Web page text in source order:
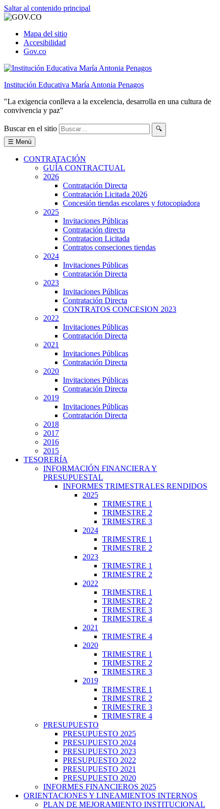
Saltar al contenido principal
Mapa del sitio
Accesibilidad
Gov.co
Institución Educativa María Antonia Penagos
"La exigencia conlleva a la excelencia, desarrolla en una cultura de
convivencia y paz"
Buscar en el sitio
🔍
☰ Menú
CONTRATACIÓN
GUÍA CONTRACTUAL
2026
Contratación Directa
Contratación Licitada 2026
Concesión tiendas escolares y fotocopiadora
2025
Invitaciones Públicas
Contratación directa
Contratacion Licitada
Contratos conseciones tiendas
2024
Invitaciones Públicas
Contratación Directa
2023
Invitaciones Públicas
Contratación Directa
CONTRATOS CONCESION 2023
2022
Invitaciones Públicas
Contratación Directa
2021
Invitaciones Públicas
Contratación Directa
2020
Invitaciones Públicas
Contratación Directa
2019
Invitaciones Públicas
Contratación Directa
2018
2017
2016
2015
TESORERÍA
INFORMACIÓN FINANCIERA Y
PRESUPUESTAL
INFORMES TRIMESTRALES RENDIDOS
2025
TRIMESTRE 1
TRIMESTRE 2
TRIMESTRE 3
2024
TRIMESTRE 1
TRIMESTRE 2
2023
TRIMESTRE 1
TRIMESTRE 2
2022
TRIMESTRE 1
TRIMESTRE 2
TRIMESTRE 3
TRIMESTRE 4
2021
TRIMESTRE 4
2020
TRIMESTRE 1
TRIMESTRE 2
TRIMESTRE 3
2019
TRIMESTRE 1
TRIMESTRE 2
TRIMESTRE 3
TRIMESTRE 4
PRESUPUESTO
PRESUPUESTO 2025
PRESUPUESTO 2024
PRESUPUESTO 2023
PRESUPUESTO 2022
PRESUPUESTO 2021
PRESUPUESTO 2020
INFORMES FINANCIEROS 2025
ORIENTACIONES Y LINEAMIENTOS INTERNOS
PLAN DE MEJORAMIENTO INSTITUCIONAL